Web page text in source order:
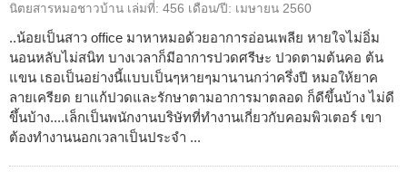
นิตยสารหมอชาวบ้าน เล่มที่: 456 เดือน/ปี: เมษายน 2560
..น้อยเป็นสาว office มาหาหมอด้วยอาการอ่อนเพลีย หายใจไม่อิ่ม
นอนหลับไม่สนิท บางเวลาก็มีอาการปวดศรีษะ ปวดตามต้นคอ ต้น
แขน เธอเป็นอย่างนี้แบบเป็นๆหายๆมานานกว่าครึ่งปี หมอให้ยาค
ลายเครียด ยาแก้ปวดและรักษาตามอาการมาตลอด ก็ดีขึ้นบ้าง ไม่ดี
ขึ้นบ้าง....เล็กเป็นพนักงานบริษัทที่ทำงานเกี่ยวกับคอมพิวเตอร์ เขา
ต้องทำงานนอกเวลาเป็นประจำ ...